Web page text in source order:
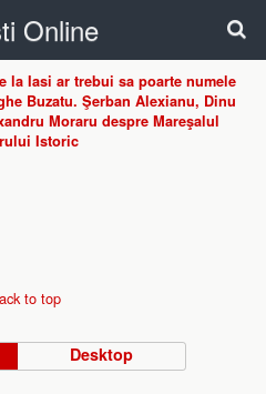
Online
la Iasi ar trebui sa poarte numele
Buzatu. Şerban Alexianu, Dinu
Moraru despre Mareşalul
Istoric
to top
Desktop